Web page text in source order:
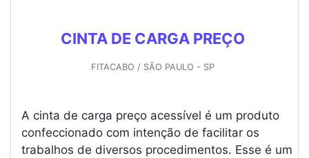
CINTA DE CARGA PREÇO
FITACABO / SÃO PAULO - SP
A cinta de carga preço acessível é um produto
confeccionado com intenção de facilitar os
trabalhos de diversos procedimentos. Esse é um